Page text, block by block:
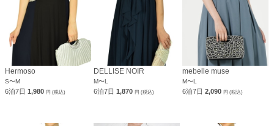
Hermoso
S〜M
6泊7日 1,980 円 (税込)
DELLISE NOIR
M〜L
6泊7日1,870円 (税込)
mebelle muse
M〜L
6泊7日2,090円 (税込)